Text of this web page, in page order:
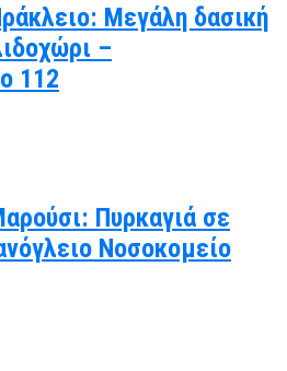
Μεγάλη δασική
–
112
Πυρκαγιά σε
Νοσοκομείο